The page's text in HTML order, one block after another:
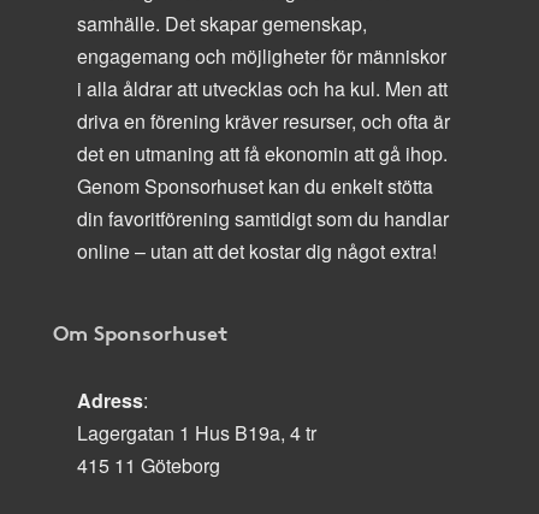
samhälle. Det skapar gemenskap,
engagemang och möjligheter för människor
i alla åldrar att utvecklas och ha kul. Men att
driva en förening kräver resurser, och ofta är
det en utmaning att få ekonomin att gå ihop.
Genom Sponsorhuset kan du enkelt stötta
din favoritförening samtidigt som du handlar
online – utan att det kostar dig något extra!
Om Sponsorhuset
Adress:
Lagergatan 1 Hus B19a, 4 tr
415 11 Göteborg